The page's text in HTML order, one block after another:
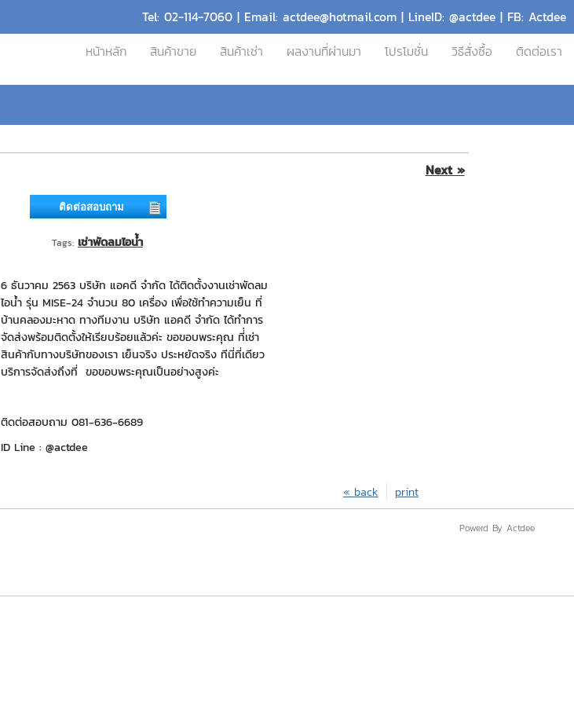
Tel: 02-114-7060 | Email: actdee@hotmail.com | LineID: @actdee | FB: Actdee
หน้าหลัก
สินค้าขาย สินค้าเช่า ผลงานที่ผ่านมา โปรโมชั่น วิธีสั่งซื้อ ติดต่อเรา
Next »
Tags: เช่าพัดลมไอน้ำ
6 ธันวาคม 2563 บริษัท แอคดี จำกัด ได้ติดตั้งงานเช่าพัดลม
ไอน้ำ รุ่น MISE-24 จำนวน 80 เครื่อง เพื่อใช้ทำความเย็น ที่
บ้านคลองมะหาด ทางทีมงาน บริษัท แอคดี จำกัด ได้ทำการ
จัดส่งพร้อมติดตั้งให้เรียบร้อยแล้วค่ะ ขอขอบพระคุณ ที่่เช่า
สินค้ากับทางบริษัทของเรา เย็นจริง ประหยัดจริง ทีนี่ที่เดียว
บริการจัดส่งถึงที่ ขอขอบพระคุณเป็นอย่างสูงค่ะ
ติดต่อสอบถาม 081-636-6689
ID Line : @actdee
print
« back
Powerd By Actdee